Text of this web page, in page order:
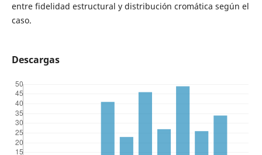
entre fidelidad estructural y distribución cromática según el
caso.
Descargas